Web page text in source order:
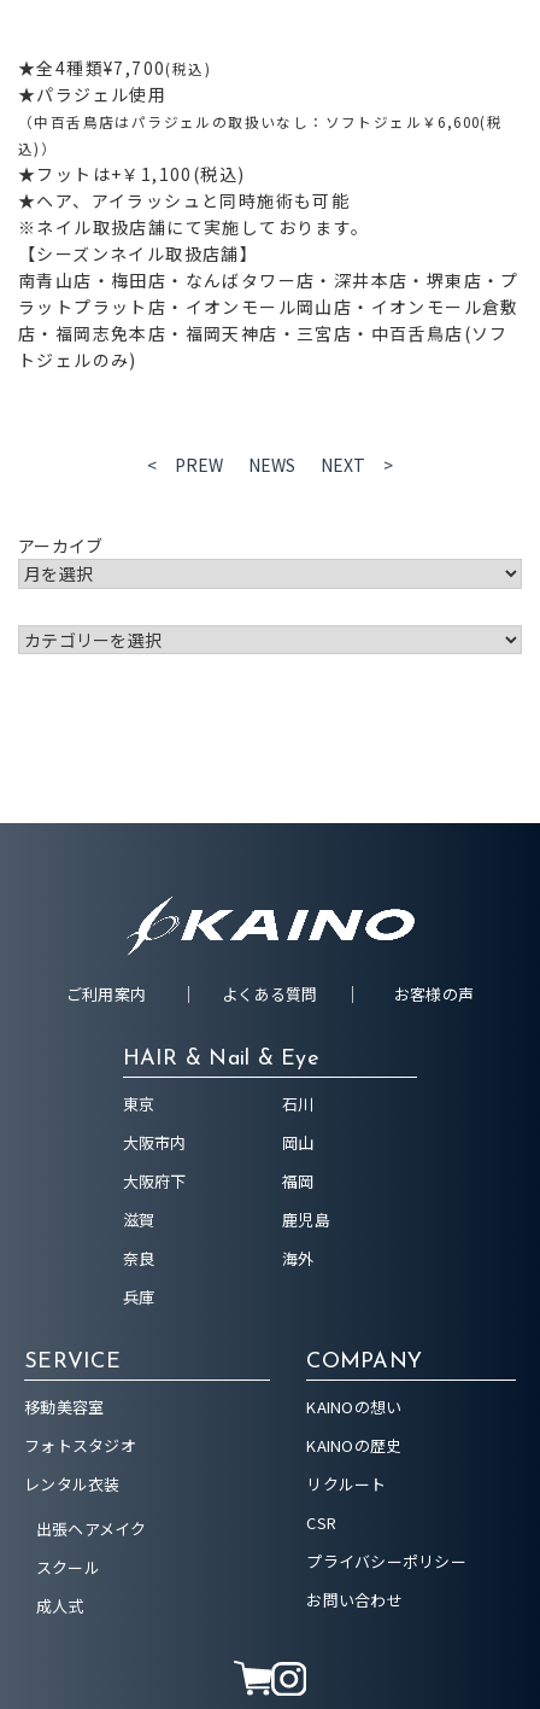
★全4種類¥7,700(税込)
★パラジェル使用
（中百舌鳥店はパラジェルの取扱いなし：ソフトジェル￥6,600(税
込)）
★フットは+￥1,100(税込)
★ヘア、アイラッシュと同時施術も可能
※ネイル取扱店舗にて実施しております。
【シーズンネイル取扱店舗】
南青山店・梅田店・なんばタワー店・深井本店・堺東店・プ
ラットプラット店・イオンモール岡山店・イオンモール倉敷
店・福岡志免本店・福岡天神店・三宮店・中百舌鳥店(ソフ
トジェルのみ)
< PREW NEWS NEXT >
アーカイブ
ご利用案内 よくある質問 お客様の声
HAIR & Nail & Eye
東京
大阪市内
大阪府下
滋賀
奈良
兵庫
石川
岡山
福岡
鹿児島
海外
SERVICE
移動美容室
フォトスタジオ
レンタル衣装
出張ヘアメイク
スクール
成人式
COMPANY
KAINOの想い
KAINOの歴史
リクルート
CSR
プライバシーポリシー
お問い合わせ